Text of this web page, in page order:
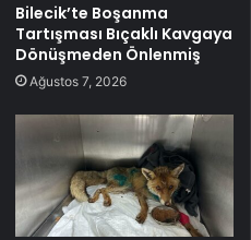
Bilecik’te Boşanma
Tartışması Bıçaklı Kavgaya
Dönüşmeden Önlenmiş
Ağustos 7, 2026